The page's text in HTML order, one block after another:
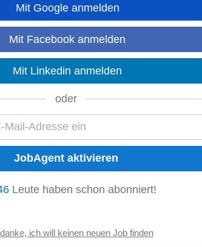
Tradition. Das vor mehr als 100 Jahren eröffnete Haus
unserer Kunden und andererseits
3500 Krems...
in absoluter Ruhelage in einer der schönsten
Mit Google anmelden
Mit Facebook anmelden
Mit Linkedin anmelden
oder
Leute haben schon abonniert!